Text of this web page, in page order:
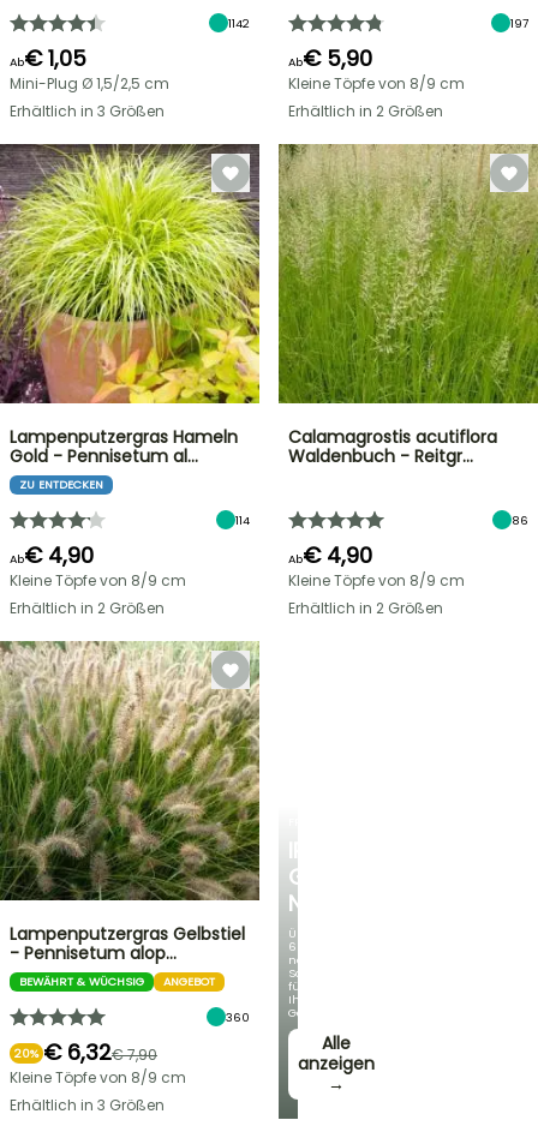
IRIS
GERMANICA
NEUHEITEN
Über
60
neue
Sorten
für
Ihren
Garten!
Alle
anzeigen
→
1142
Ab€ 1,05
Mini-Plug Ø 1,5/2,5 cm
Erhältlich in 3 Größen
197
Ab€ 5,90
Kleine Töpfe von 8/9 cm
Erhältlich in 2 Größen
Lampenputzergras Hameln
Gold - Pennisetum al…
ZU ENTDECKEN
114
Ab€ 4,90
Kleine Töpfe von 8/9 cm
Erhältlich in 2 Größen
Calamagrostis acutiflora
Waldenbuch - Reitgr…
86
Ab€ 4,90
Kleine Töpfe von 8/9 cm
Erhältlich in 2 Größen
Lampenputzergras Gelbstiel
- Pennisetum alop…
BEWÄHRT & WÜCHSIG ANGEBOT
360
20% € 6,32€ 7,90
Kleine Töpfe von 8/9 cm
Erhältlich in 3 Größen